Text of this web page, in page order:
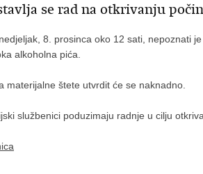
se rad na otkrivanju
8. prosinca oko 12 sati, nepoznati
alkoholna pića.
materijalne štete utvrdit će se naknadno.
službenici poduzimaju radnje u cilju